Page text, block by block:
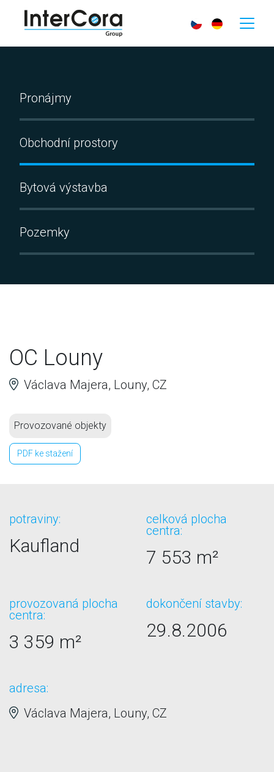
Pronájmy
Obchodní prostory
Bytová výstavba
Pozemky
OC Louny
Václava Majera, Louny, CZ
Provozované objekty
PDF ke stažení
potraviny:
Kaufland
celková plocha
centra:
7 553 m²
provozovaná plocha
centra:
3 359 m²
dokončení stavby:
29.8.2006
adresa:
Václava Majera, Louny, CZ